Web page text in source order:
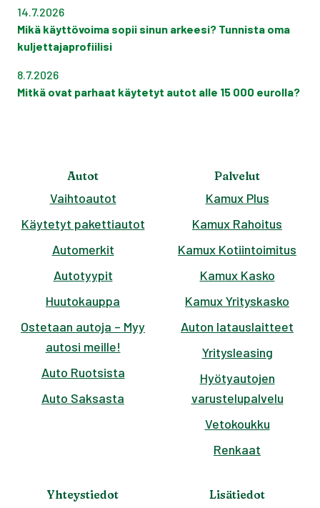
14.7.2026
Mikä käyttövoima sopii sinun arkeesi? Tunnista oma
kuljettajaprofiilisi
8.7.2026
Mitkä ovat parhaat käytetyt autot alle 15 000 eurolla?
Autot
Vaihtoautot
Käytetyt pakettiautot
Automerkit
Autotyypit
Huutokauppa
Ostetaan autoja – Myy
autosi meille!
Auto Ruotsista
Auto Saksasta
Palvelut
Kamux Plus
Kamux Rahoitus
Kamux Kotiintoimitus
Kamux Kasko
Kamux Yrityskasko
Auton latauslaitteet
Yritysleasing
Hyötyautojen
varustelupalvelu
Vetokoukku
Renkaat
Yhteystiedot Lisätiedot